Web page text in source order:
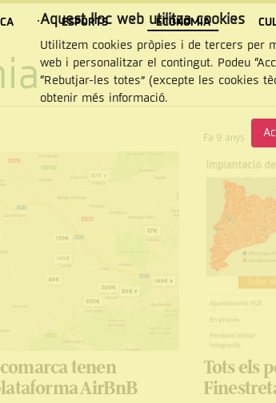
ESPORTS ECONOMIA
tenen
AirBnB
Fa 9 anys
Tots els
Aquest lloc web utilitza cookies
Utilitzem cookies pròpies i de tercers per
web i personalitzar el contingut. Podeu
“Rebutjar-les totes” (excepte les cookies
obtenir més informació.